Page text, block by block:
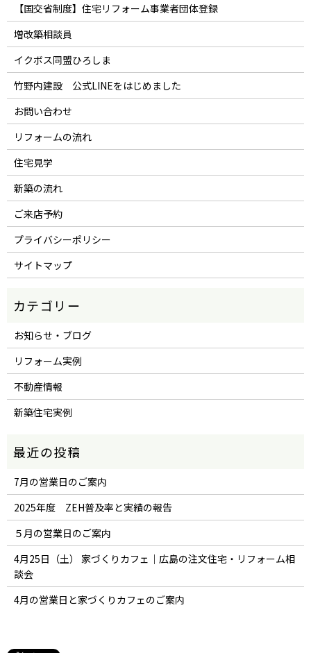
【国交省制度】住宅リフォーム事業者団体登録
増改築相談員
イクボス同盟ひろしま
竹野内建設 公式LINEをはじめました
お問い合わせ
リフォームの流れ
住宅見学
新築の流れ
ご来店予約
プライバシーポリシー
サイトマップ
お知らせ・ブログ
リフォーム実例
不動産情報
新築住宅実例
7月の営業日のご案内
2025年度 ZEH普及率と実績の報告
５月の営業日のご案内
4月25日（土） 家づくりカフェ｜広島の注文住宅・リフォーム相
談会
4月の営業日と家づくりカフェのご案内